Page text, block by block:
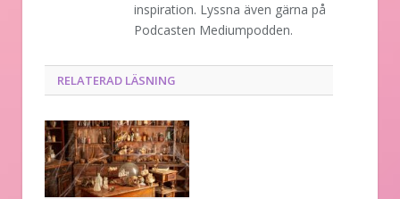
inspiration. Lyssna även gärna på
Podcasten Mediumpodden.
RELATERAD LÄSNING